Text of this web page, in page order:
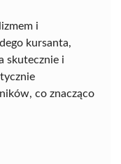
i
kursanta,
skutecznie i
co znacząco